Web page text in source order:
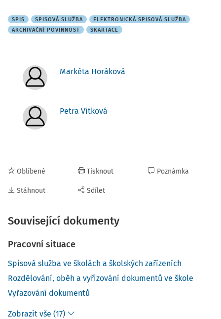
SPIS SPISOVÁ SLUŽBA
ELEKTRONICKÁ SPISOVÁ SLUŽBA
ARCHIVAČNÍ POVINNOST
SKARTACE
Markéta Horáková
Petra Vítková
Oblíbené
Stáhnout
Tisknout
Sdílet
Poznámka
Související dokumenty
Pracovní situace
Spisová služba ve školách a školských zařízeních
Rozdělování, oběh a vyřizování dokumentů ve škole
Vyřazování dokumentů
Zobrazit vše (17)